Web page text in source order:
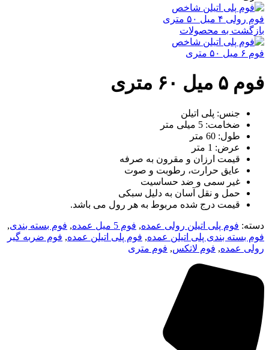
فوم رولی ۴ میل ۵۰ متری
بازگشت به محصولات
فوم ۶ میل ۵۰ متری
فوم ۵ میل ۶۰ متری
جنس: پلی اتیلن
ضخامت: 5 میلی متر
طول: 60 متر
عرض: 1 متر
قیمت ارزان و مقرون به صرفه
عایق حرارت، رطوبت و صوت
غیر سمی و ضد حساسیت
حمل و نقل آسان به دلیل سبکی
قیمت درج شده مربوط به هر رول می باشد.
دسته: فوم پلی اتیلن رولی عمده, فوم 5 میل عمده , فوم بسته بندی,
فوم بسته بندی پلی اتیلن عمده, فوم پلی اتیلن عمده, فوم ضربه گیر
رولی عمده, فوم لاتکس, فوم متری